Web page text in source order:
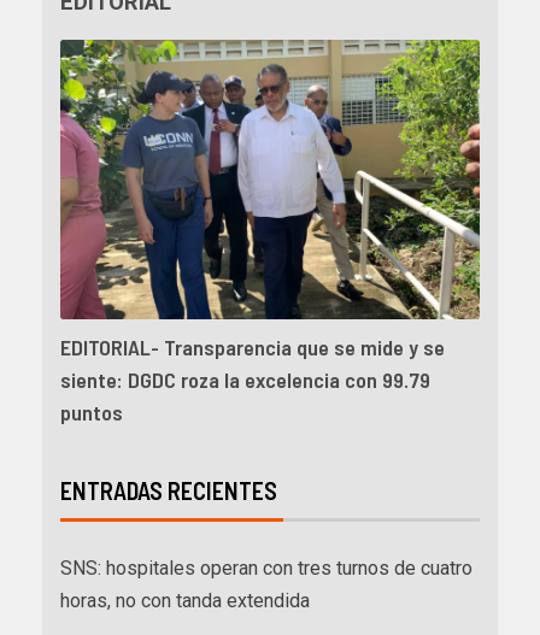
EDITORIAL- Transparencia que se mide y se
siente: DGDC roza la excelencia con 99.79
puntos
ENTRADAS RECIENTES
SNS: hospitales operan con tres turnos de cuatro
horas, no con tanda extendida